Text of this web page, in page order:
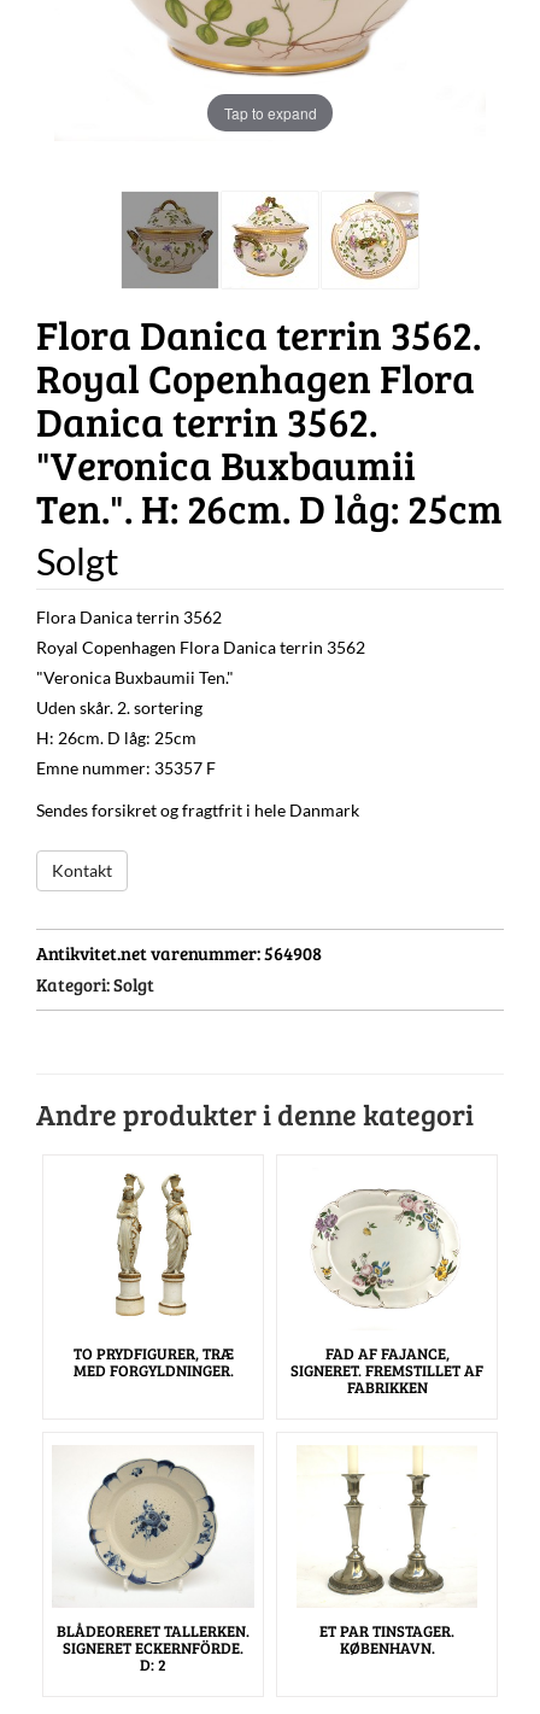
Tap to expand
Flora Danica terrin 3562.
Royal Copenhagen Flora
Danica terrin 3562.
"Veronica Buxbaumii
Ten.". H: 26cm. D låg: 25cm
Solgt
Flora Danica terrin 3562
Royal Copenhagen Flora Danica terrin 3562
"Veronica Buxbaumii Ten."
Uden skår. 2. sortering
H: 26cm. D låg: 25cm
Emne nummer: 35357 F
Sendes forsikret og fragtfrit i hele Danmark
Kontakt
Antikvitet.net varenummer:564908
Kategori:Solgt
Andre produkter i denne kategori
TO PRYDFIGURER, TRÆ
MED FORGYLDNINGER.
FAD AF FAJANCE,
SIGNERET. FREMSTILLET AF
FABRIKKEN
BLÅDEORERET TALLERKEN.
SIGNERET ECKERNFÖRDE.
D: 2
ET PAR TINSTAGER.
KØBENHAVN.